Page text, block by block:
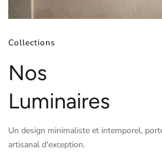
Collections
Nos
Luminaires
Un design minimaliste et intemporel,
artisanal d'exception.